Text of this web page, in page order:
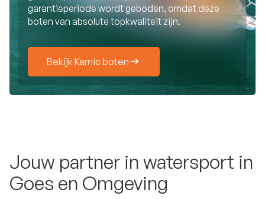
garantieperiode wordt geboden, omdat deze
boten van absolute topkwaliteit zijn.
Bekijk Karnic boten
Jouw partner in watersport in
Goes en Omgeving